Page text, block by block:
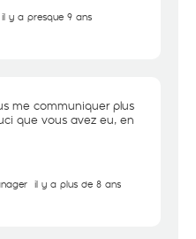
il y a presque 9 ans
me communiquer plus
que vous avez eu, en
il y a plus de 8 ans